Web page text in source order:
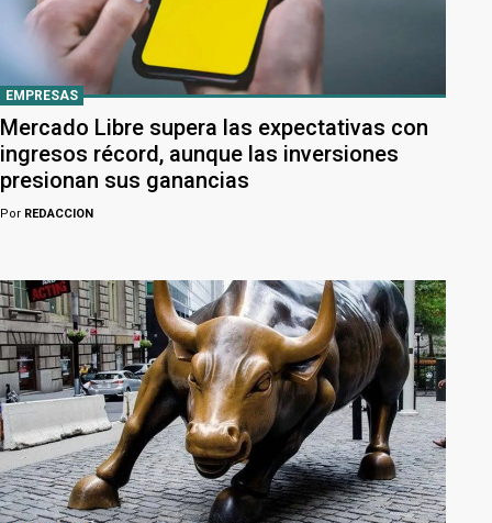
EMPRESAS
Mercado Libre supera las expectativas con
ingresos récord, aunque las inversiones
presionan sus ganancias
Por REDACCION